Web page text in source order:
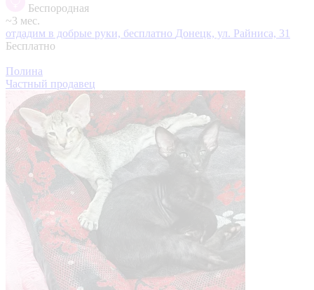
Беспородная
~3 мес.
отдадим в добрые руки, бесплатно Донецк, ул. Райниса, 31
Бесплатно
Полина
Частный продавец